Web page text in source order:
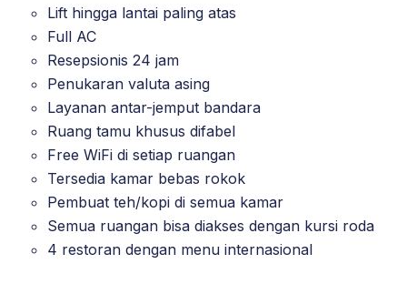
Lift hingga lantai paling atas
Full AC
Resepsionis 24 jam
Penukaran valuta asing
Layanan antar-jemput bandara
Ruang tamu khusus difabel
Free WiFi di setiap ruangan
Tersedia kamar bebas rokok
Pembuat teh/kopi di semua kamar
Semua ruangan bisa diakses dengan kursi roda
4 restoran dengan menu internasional